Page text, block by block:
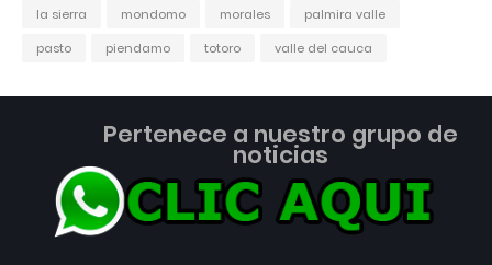
la sierra
mondomo morales
palmira valle
pasto
piendamo totoro valle del cauca
Pertenece a nuestro grupo de
noticias